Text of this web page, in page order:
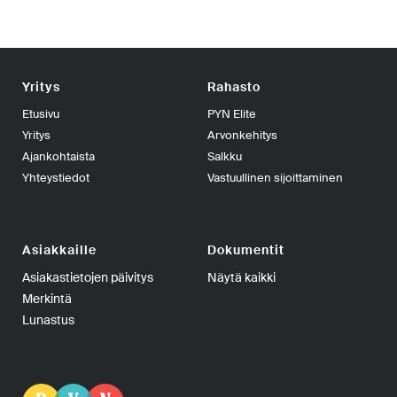
Yritys
Etusivu
Yritys
Ajankohtaista
Yhteystiedot
Rahasto
PYN Elite
Arvonkehitys
Salkku
Vastuullinen sijoittaminen
Asiakkaille
Asiakastietojen päivitys
Merkintä
Lunastus
Dokumentit
Näytä kaikki